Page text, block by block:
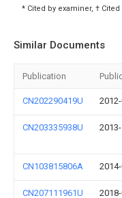
* Cited by examiner, †
Similar Documents
Publication
CN202290419U
CN203335938U
CN103815806A
CN207111961U